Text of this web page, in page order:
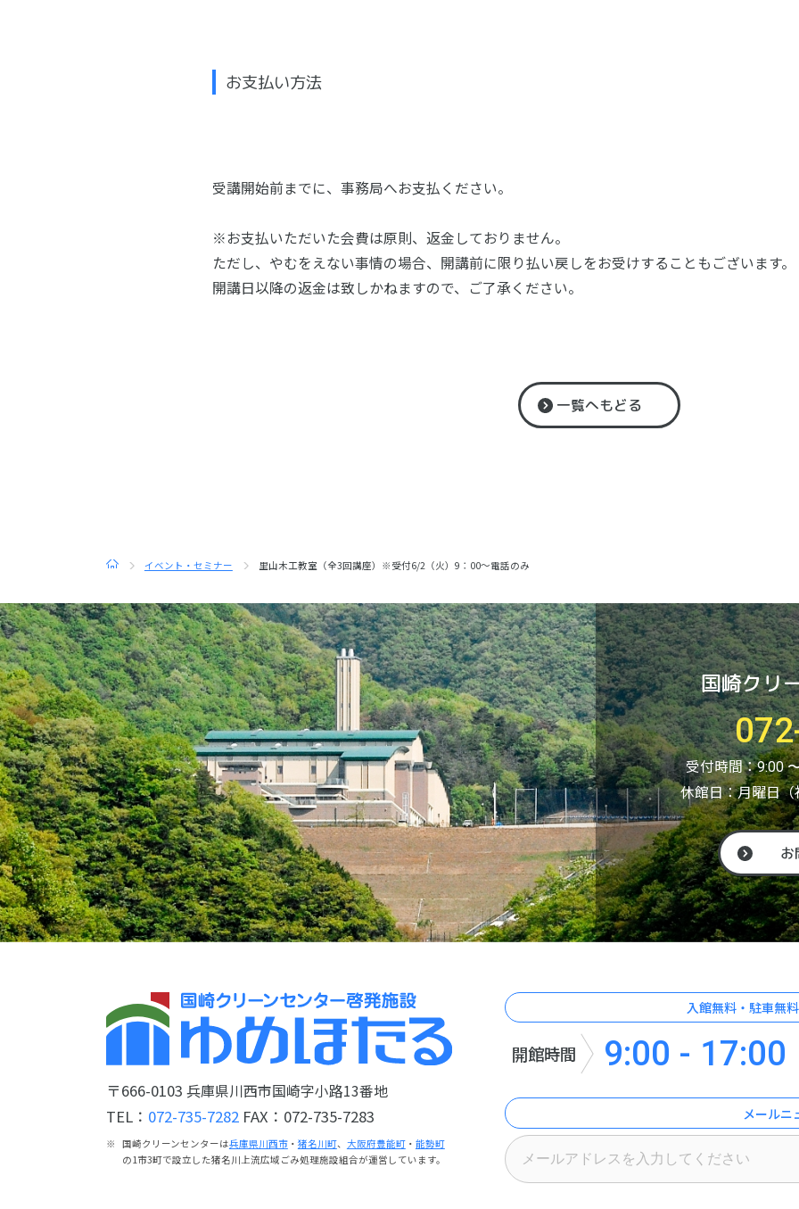
お支払い方法
受講開始前までに、事務局へお支払ください。
※お支払いただいた会費は原則、返金しておりません。
ただし、やむをえない事情の場合、開講前に限り払い戻しをお受けすることもございます。
開講日以降の返金は致しかねますので、ご了承ください。
一覧へもどる
トップイベント・セミナー 里山木工教室（全3回講座）※受付6/2（火）9：00～電話のみ
国崎クリ
受付時間：9:00
休館日：月曜日
お
〒666-0103 兵庫県川西市国崎字小路13番地
TEL： 072-735-7282 FAX：072-735-7283
国崎クリーンセンターは兵庫県川西市・ 猪名川町、 大阪府豊能町・ 能勢町
の1市3町で設立した猪名川上流広域ごみ処理施設組合が運営しています。
入館無料・駐車無
開館時間 9:00 - 17:00
メールニ